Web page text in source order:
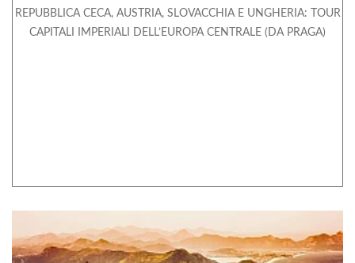
informazioni che hai fornito loro o che hanno raccolto dal
tuo utilizzo dei loro servizi.
REPUBBLICA CECA, AUSTRIA, SLOVACCHIA E UNGHERIA: TOUR
CAPITALI IMPERIALI DELL’EUROPA CENTRALE (DA PRAGA)